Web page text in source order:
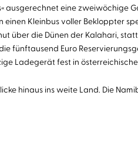
ausgerechnet eine zweiwöchige
Kleinbus voller Bekloppter
über die Dünen der Kalahari,
fünftausend Euro
Ladegerät fest in
hinaus ins weite Land. Die